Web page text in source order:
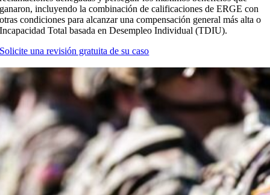
ganaron, incluyendo la combinación de calificaciones de ERGE con
otras condiciones para alcanzar una compensación general más alta o
Incapacidad Total basada en Desempleo Individual (TDIU).
Solicite una revisión gratuita de su caso